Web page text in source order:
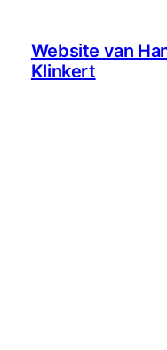
Website van
Klinkert